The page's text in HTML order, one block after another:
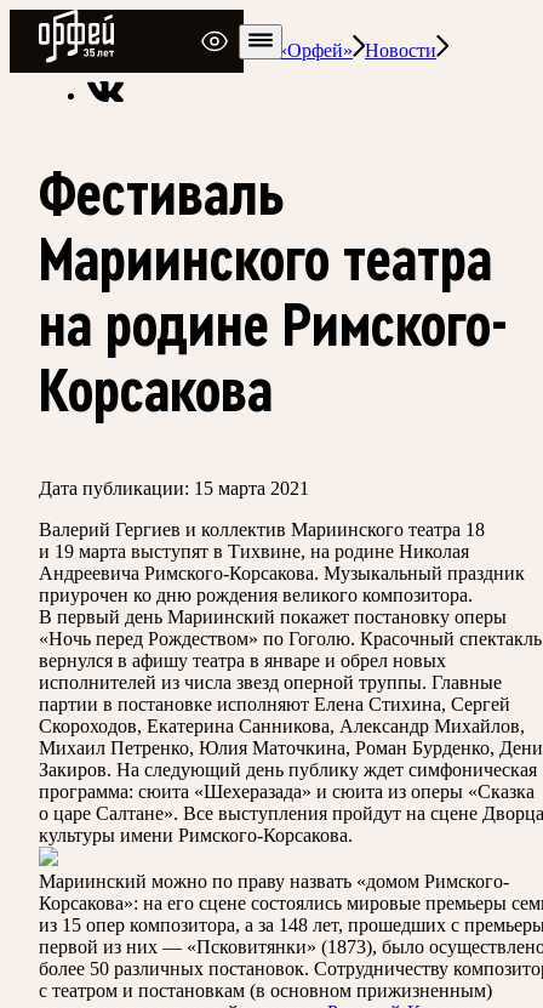
Радио Орфей
Радио классической музыки «Орфей»
Новости
Фестиваль
Мариинского театра
на родине Римского-
Корсакова
Дата публикации: 15 марта 2021
Валерий Гергиев и коллектив Мариинского театра 18
и 19 марта выступят в Тихвине, на родине Николая
Андреевича Римского-Корсакова. Музыкальный праздник
приурочен ко дню рождения великого композитора.
В первый день Мариинский покажет постановку оперы
«Ночь перед Рождеством» по Гоголю. Красочный спектакль
вернулся в афишу театра в январе и обрел новых
исполнителей из числа звезд оперной труппы. Главные
партии в постановке исполняют Елена Стихина, Сергей
Скороходов, Екатерина Санникова, Александр Михайлов,
Михаил Петренко, Юлия Маточкина, Роман Бурденко,
Закиров. На следующий день публику ждет симфоническая
программа: сюита «Шехеразада» и сюита из оперы «Сказка
о царе Салтане». Все выступления пройдут на сцене Дворца
культуры имени Римского-Корсакова.
Мариинский можно по праву назвать «домом Римского-
Корсакова»: на его сцене состоялись мировые премьеры
из 15 опер композитора, а за 148 лет, прошедших с
первой из них — «Псковитянки» (1873), было
более 50 различных постановок. Сотрудничеству
с театром и постановкам (в основном прижизненным)